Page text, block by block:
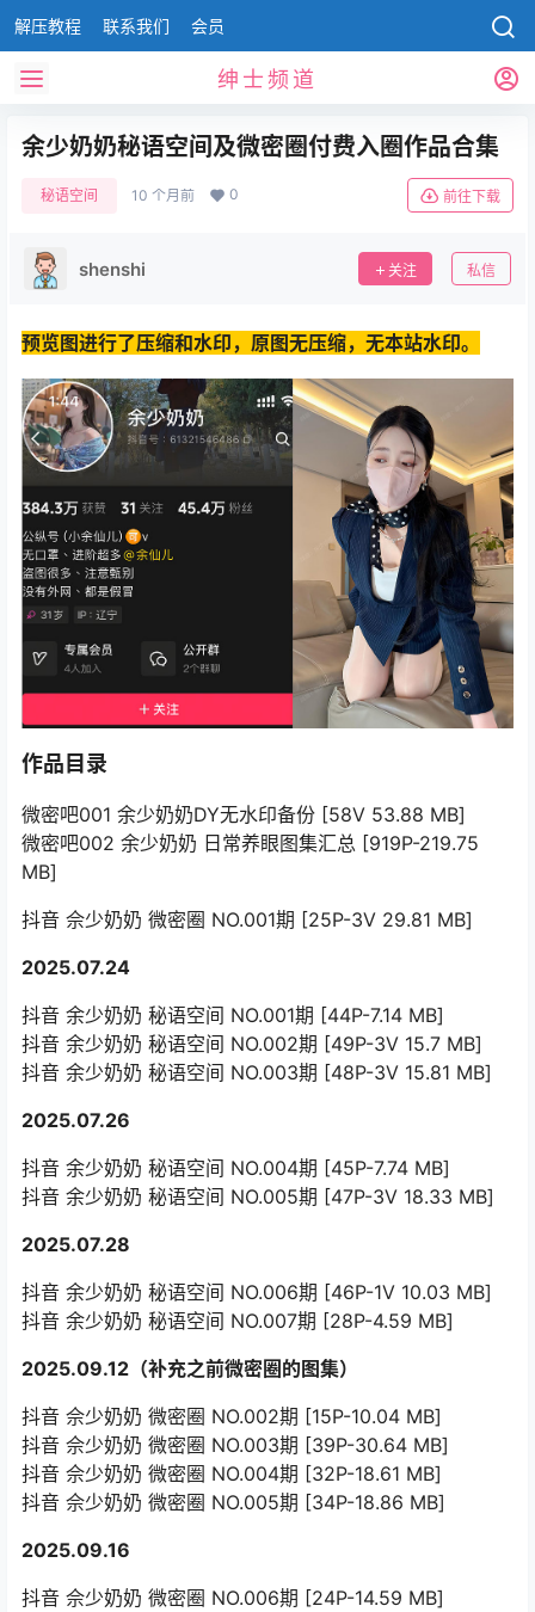
解压教程 联系我们 会员
绅士频道
余少奶奶秘语空间及微密圈付费入圈作品合集
秘语空间 10 个月前 0 前往下载
shenshi 关注 私信
预览图进行了压缩和水印，原图无压缩，无本站水印。
作品目录
微密吧001 余少奶奶DY无水印备份 [58V 53.88 MB]
微密吧002 余少奶奶 日常养眼图集汇总 [919P-219.75
MB]
抖音 佘少奶奶 微密圈 NO.001期 [25P-3V 29.81 MB]
2025.07.24
抖音 余少奶奶 秘语空间 NO.001期 [44P-7.14 MB]
抖音 余少奶奶 秘语空间 NO.002期 [49P-3V 15.7 MB]
抖音 余少奶奶 秘语空间 NO.003期 [48P-3V 15.81 MB]
2025.07.26
抖音 余少奶奶 秘语空间 NO.004期 [45P-7.74 MB]
抖音 余少奶奶 秘语空间 NO.005期 [47P-3V 18.33 MB]
2025.07.28
抖音 余少奶奶 秘语空间 NO.006期 [46P-1V 10.03 MB]
抖音 余少奶奶 秘语空间 NO.007期 [28P-4.59 MB]
2025.09.12（补充之前微密圈的图集）
抖音 佘少奶奶 微密圈 NO.002期 [15P-10.04 MB]
抖音 佘少奶奶 微密圈 NO.003期 [39P-30.64 MB]
抖音 佘少奶奶 微密圈 NO.004期 [32P-18.61 MB]
抖音 佘少奶奶 微密圈 NO.005期 [34P-18.86 MB]
2025.09.16
抖音 佘少奶奶 微密圈 NO.006期 [24P-14.59 MB]